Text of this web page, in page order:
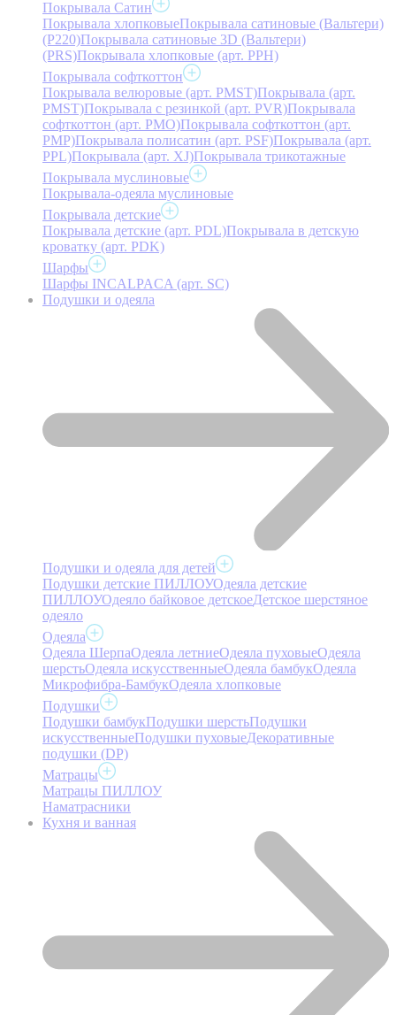
Покрывала Сатин
Покрывала хлопковыеПокрывала сатиновые (Вальтери)
(P220)Покрывала сатиновые 3D (Вальтери)
(PRS)Покрывала хлопковые (арт. PPH)
Покрывала софткоттон
Покрывала велюровые (арт. PMST)Покрывала (арт.
PMST)Покрывала с резинкой (арт. PVR)Покрывала
софткоттон (арт. PMO)Покрывала софткоттон (арт.
PMP)Покрывала полисатин (арт. PSF)Покрывала (арт.
PPL)Покрывала (арт. XJ)Покрывала трикотажные
Покрывала муслиновые
Покрывала-одеяла муслиновые
Покрывала детские
Покрывала детские (арт. PDL)Покрывала в детскую
кроватку (арт. PDK)
Шарфы
Шарфы INCALPACA (арт. SC)
Подушки и одеяла
Подушки и одеяла для детей
Подушки детские ПИЛЛОУОдеяла детские
ПИЛЛОУОдеяло байковое детскоеДетское шерстяное
одеяло
Одеяла
Одеяла ШерпаОдеяла летниеОдеяла пуховыеОдеяла
шерстьОдеяла искусственныеОдеяла бамбукОдеяла
Микрофибра-БамбукОдеяла хлопковые
Подушки
Подушки бамбукПодушки шерстьПодушки
искусственныеПодушки пуховыеДекоративные
подушки (DP)
Матрацы
Матрацы ПИЛЛОУ
Наматрасники
Кухня и ванная